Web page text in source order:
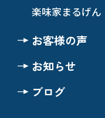
楽味家まるげん
お客様の声
お知らせ
ブログ